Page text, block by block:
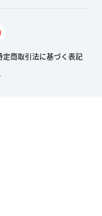
定商取引法に基づく表記